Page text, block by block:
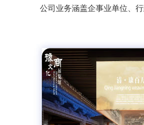
公司业务涵盖企事业单位、